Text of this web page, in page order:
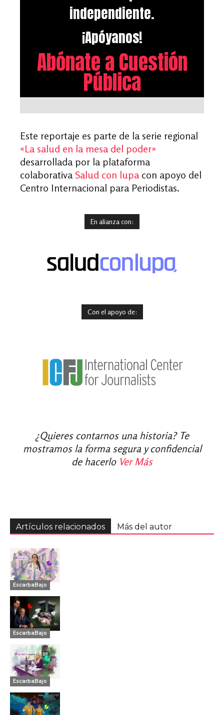
independiente.
¡Apóyanos!
Abónate a Cuestión
Pública
Este reportaje es parte de la serie regional
«La salud en la mesa del poder»
desarrollada por la plataforma
colaborativa Salud con lupa con apoyo del
Centro Internacional para Periodistas.
En alianza con:
Con el apoyo de:
¿Quieres contarnos una historia? Te
mostramos la forma segura y confidencial
de hacerlo Ver Más
Artículos relacionados Más del autor
EscarbaBajo
EscarbaBajo
EscarbaBajo